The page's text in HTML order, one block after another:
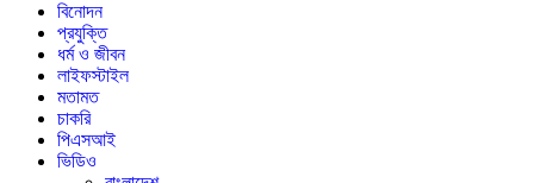
বিনোদন
প্রযুক্তি
ধর্ম ও জীবন
লাইফস্টাইল
মতামত
চাকরি
পিএসআই
ভিডিও